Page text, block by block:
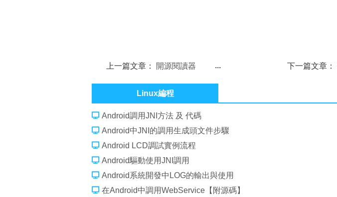
上一篇文章：
開源閱讀器
下一篇文章：
Linux編程
Android調用JNI方法 及 代碼
Android中JNI的調用生成頭文件步驟
Android LCD調試實例流程
Android驅動使用JNI調用
Android系統開發中LOG的輸出與使用
在Android中調用WebService【附源碼】